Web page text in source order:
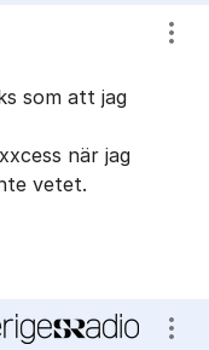
som att jag
när jag
vetet.